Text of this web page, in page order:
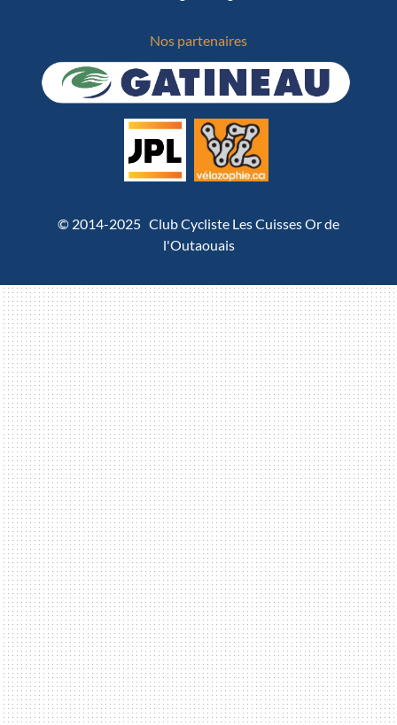
Nos partenaires
© 2014-2025 Club Cycliste Les Cuisses Or de
l'Outaouais